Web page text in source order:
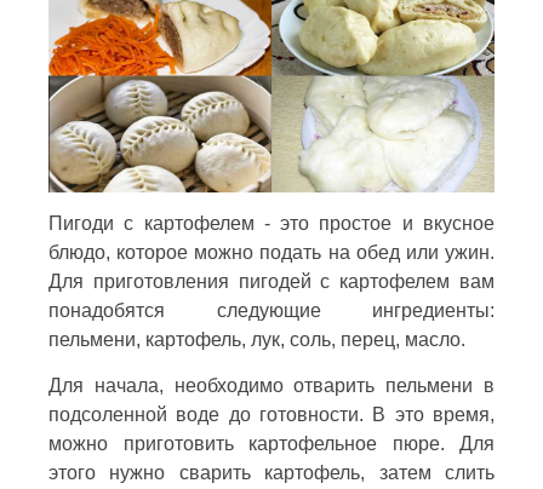
Пигоди с картофелем - это простое и вкусное
блюдо, которое можно подать на обед или ужин.
Для приготовления пигодей с картофелем вам
понадобятся следующие ингредиенты:
пельмени, картофель, лук, соль, перец, масло.
Для начала, необходимо отварить пельмени в
подсоленной воде до готовности. В это время,
можно приготовить картофельное пюре. Для
этого нужно сварить картофель, затем слить